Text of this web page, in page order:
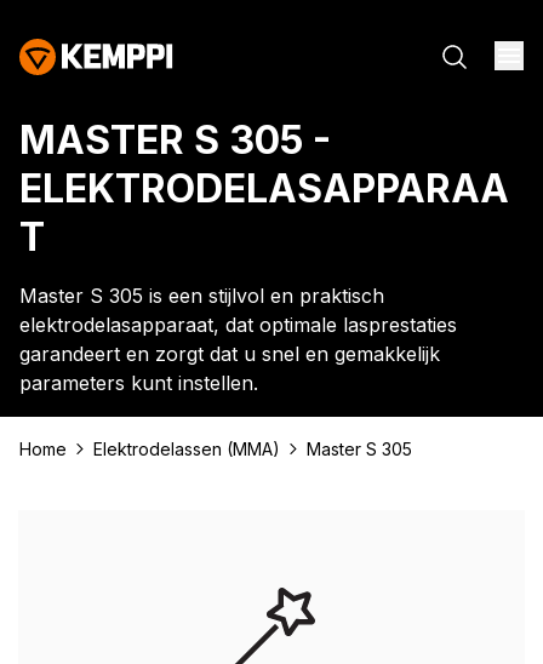
MASTER S 305 -
ELEKTRODELASAPPARAA
T
Master S 305 is een stijlvol en praktisch
elektrodelasapparaat, dat optimale lasprestaties
garandeert en zorgt dat u snel en gemakkelijk
parameters kunt instellen.
Home Elektrodelassen (MMA) Master S 305